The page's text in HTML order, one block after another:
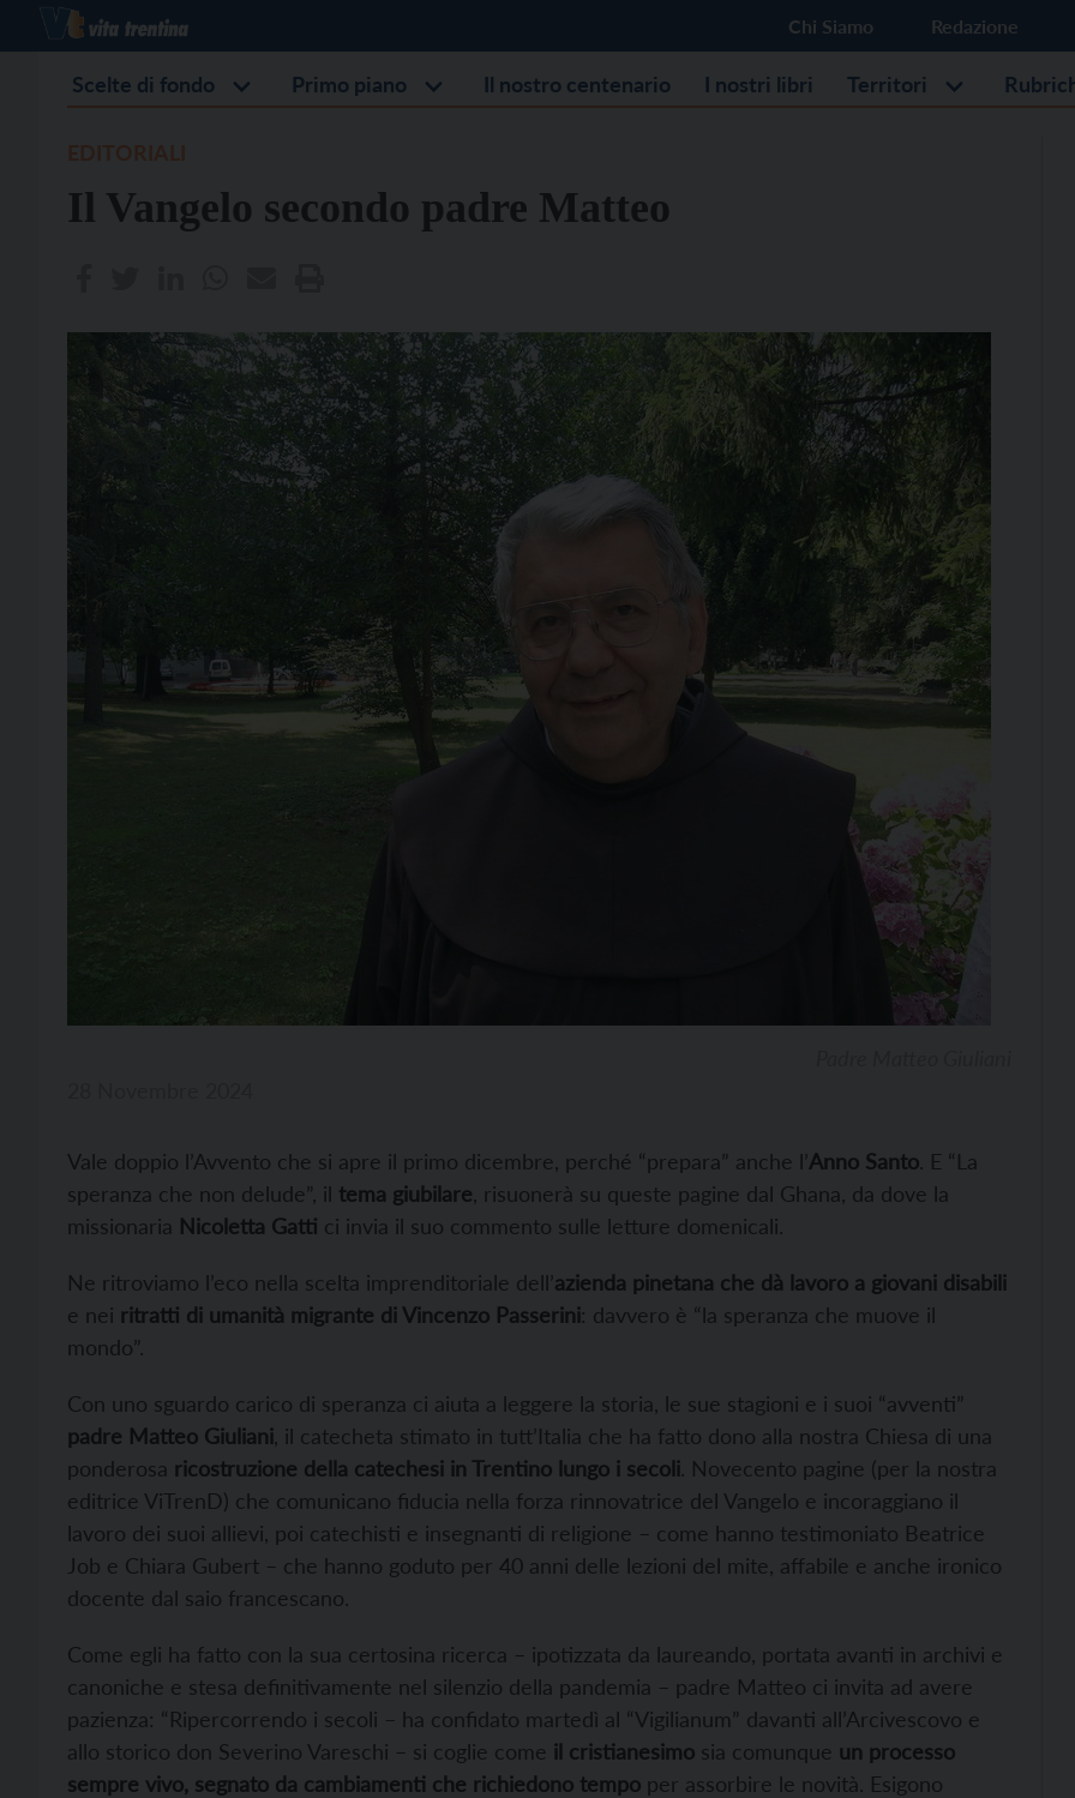
Chi Siamo Redazione
Scelte di fondo Primo piano Il nostro centenario I nostri libri Territori
Il Vangelo secondo padre Matteo
Vale doppio l’Avvento che si apre il primo dicembre, perché “prepara” anche l’Anno Santo. E “La
speranza che non delude”, il tema giubilare , risuonerà su queste pagine dal Ghana, da dove la
missionaria Nicoletta Gatti ci invia il suo commento sulle letture domenicali.
Ne ritroviamo l’eco nella scelta imprenditoriale dell’azienda pinetana che dà lavoro a giovani disabili
e nei ritratti di umanità migrante di Vincenzo Passerini: davvero è “la speranza che muove il
mondo”.
Con uno sguardo carico di speranza ci aiuta a leggere la storia, le sue stagioni e i suoi “avventi”
padre Matteo Giuliani , il catecheta stimato in tutt’Italia che ha fatto dono alla nostra Chiesa di una
ponderosa ricostruzione della catechesi in Trentino lungo i secoli. Novecento pagine (per la nostra
editrice ViTrenD) che comunicano fiducia nella forza rinnovatrice del Vangelo e incoraggiano il
lavoro dei suoi allievi, poi catechisti e insegnanti di religione – come hanno testimoniato Beatrice
Job e Chiara Gubert – che hanno goduto per 40 anni delle lezioni del mite, affabile e anche ironico
docente dal saio francescano.
Come egli ha fatto con la sua certosina ricerca – ipotizzata da laureando, portata avanti in archivi e
canoniche e stesa definitivamente nel silenzio della pandemia – padre Matteo ci invita ad avere
pazienza: “Ripercorrendo i secoli – ha confidato martedì al “Vigilianum” davanti all’Arcivescovo e
allo storico don Severino Vareschi – si coglie come il cristianesimo sia comunque un processo
sempre vivo, segnato da cambiamenti che richiedono tempo per assorbire le novità. Esigono